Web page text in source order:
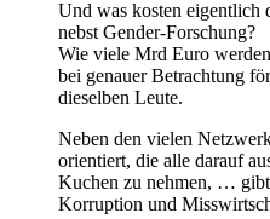
Und was kosten eigentlich
nebst Gender-Forschung?
Wie viele Mrd Euro
bei genauer Betrachtung
dieselben Leute.
Neben den vielen
orientiert, die alle darauf
Kuchen zu nehmen, …
Korruption und